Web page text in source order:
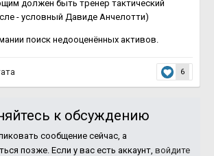
должен быть тренер тактический
- условный Давиде Анчелотти)
поиск недооценённых активов.
6
к обсуждению
сообщение сейчас, а
позже. Если у вас есть аккаунт, войдите